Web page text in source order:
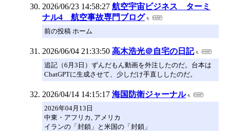
2026/06/23 14:58:27 航空宇宙ビジネス ターミ
ナル4 航空事故専門ブログ
前の投稿 ホーム
2026/06/04 21:33:50 高木浩光＠自宅の日記
追記（6月3日）ずんだもん動画を外注したのだ。台本は
ChatGPTに生成させて、少しだけ手直ししたのだ。
2026/04/14 14:15:17 海国防衛ジャーナル
2026年04月13日
中東・アフリカ, アメリカ
イランの「封鎖」と米国の「封鎖」